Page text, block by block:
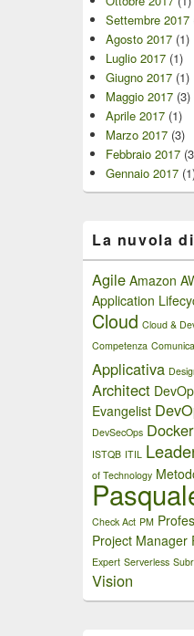
Settembre 2017
Agosto 2017 (1)
Luglio 2017 (1)
Giugno 2017 (1)
Maggio 2017 (3)
Aprile 2017 (1)
Marzo 2017 (3)
Febbraio 2017
Gennaio 2017
La nuvola
Agile Amazon
Application
Cloud Cloud &
Competenza
Applicativa
Architect
Evangelist
DevSecOps Docker
ISTQB ITIL
of Technology
Check Act PM
Project Manager
Expert Serverless
Vision